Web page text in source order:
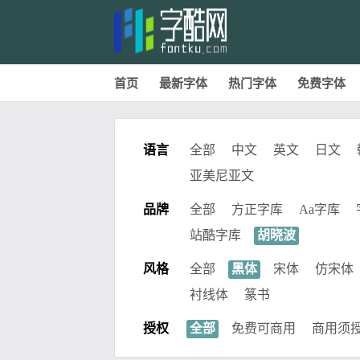
首页 最新字体 热门字体 免费字体
语言 全部 中文 英文 日文
亚美尼亚文
品牌 全部 方正字库 Aa字库
站酷字库
胡晓波
风格 全部 黑体 宋体
仿宋体
衬线体
篆书
授权 全部 免费可商用 商用须